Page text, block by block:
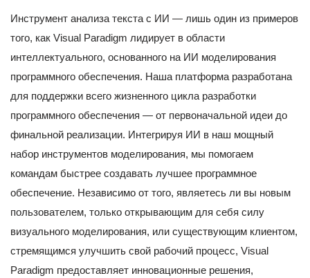
Инструмент анализа текста с ИИ — лишь один из примеров
того, как Visual Paradigm лидирует в области
интеллектуального, основанного на ИИ моделирования
программного обеспечения. Наша платформа разработана
для поддержки всего жизненного цикла разработки
программного обеспечения — от первоначальной идеи до
финальной реализации. Интегрируя ИИ в наш мощный
набор инструментов моделирования, мы помогаем
командам быстрее создавать лучшее программное
обеспечение. Независимо от того, являетесь ли вы новым
пользователем, только открывающим для себя силу
визуального моделирования, или существующим клиентом,
стремящимся улучшить свой рабочий процесс, Visual
Paradigm предоставляет инновационные решения,